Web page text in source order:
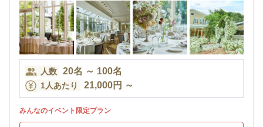
人数 20名 ～ 100名
1人あたり 21,000円 ～
みんなのイベント限定プラン